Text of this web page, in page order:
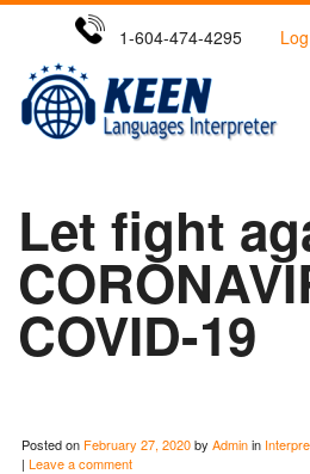
1-604-474-4295
Let fight
COVID-19
Posted on February 27, 2020by Adminin
| Leave a comment